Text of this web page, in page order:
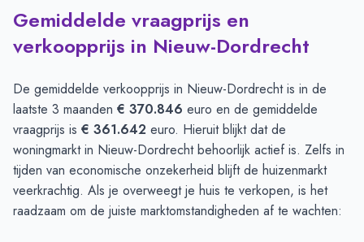
Gemiddelde vraagprijs en
verkoopprijs in Nieuw-Dordrecht
De gemiddelde verkoopprijs in Nieuw-Dordrechtis in de
laatste 3 maanden € 370.846 euro en de gemiddelde
vraagprijs is € 361.642 euro. Hieruit blijkt dat de
woningmarkt in Nieuw-Dordrecht behoorlijk actief is. Zelfs in
tijden van economische onzekerheid blijft de huizenmarkt
veerkrachtig. Als je overweegt je huis te verkopen, is het
raadzaam om de juiste marktomstandigheden af te wachten: